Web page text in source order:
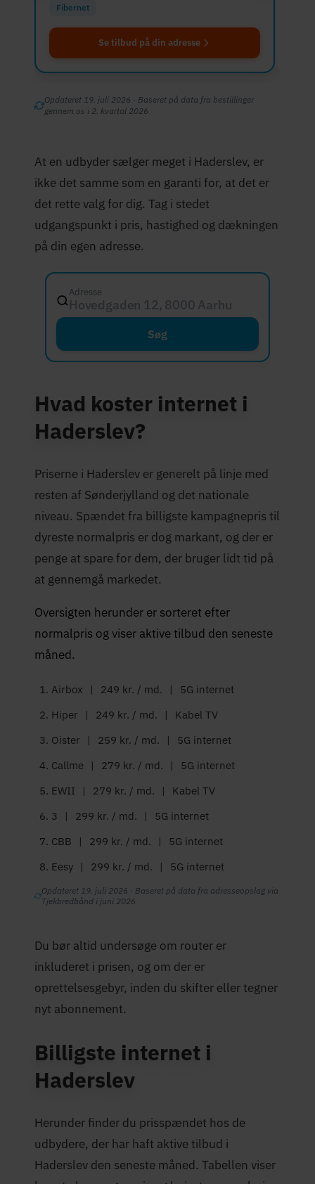
Fibernet
Se tilbud på din adresse
Opdateret 19. juli 2026 · Baseret på data fra bestillinger
gennem os i 2. kvartal 2026
At en udbyder sælger meget i Haderslev, er
ikke det samme som en garanti for, at det er
det rette valg for dig. Tag i stedet
udgangspunkt i pris, hastighed og dækningen
på din egen adresse.
Adresse
Hovedgaden 12, 8000 Aarhus C
Søg
Hvad koster internet i
Haderslev?
Priserne i Haderslev er generelt på linje med
resten af Sønderjylland og det nationale
niveau. Spændet fra billigste kampagnepris til
dyreste normalpris er dog markant, og der er
penge at spare for dem, der bruger lidt tid på
at gennemgå markedet.
Oversigten herunder er sorteret efter
normalpris og viser aktive tilbud den seneste
måned.
Airbox | 249 kr. / md. |
5G internet
Hiper
| 249 kr. / md. |
Kabel TV
Oister
| 259 kr. / md. |
5G internet
Callme
| 279 kr. / md. |
5G internet
EWII
| 279 kr. / md. |
Kabel TV
3
| 299 kr. / md. |
5G internet
CBB
| 299 kr. / md. |
5G internet
Eesy
| 299 kr. / md. | 5G internet
Opdateret 19. juli 2026 · Baseret på data fra adresseopslag via
Tjekbredbånd i juni 2026
Du bør altid undersøge om router er
inkluderet i prisen, og om der er
oprettelsesgebyr, inden du skifter eller tegner
nyt abonnement.
Billigste internet i
Haderslev
Herunder finder du prisspændet hos de
udbydere, der har haft aktive tilbud i
Haderslev den seneste måned. Tabellen viser